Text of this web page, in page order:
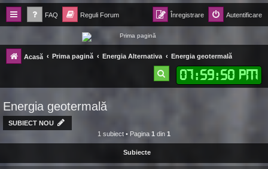
FAQ Reguli Forum Autentificare
Înregistrare
Forum Ecolomania™®
-= Idei pentru viitor =-
Acasă Prima pagină Energia Alternativa Energia geotermală
07:59:51 PM
ă
Energia geotermală
SUBIECT NOU
1 subiect • Pagina 1 din 1
Subiecte